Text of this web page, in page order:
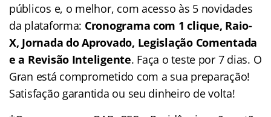
públicos e, o melhor, com acesso às 5 novidades
da plataforma: Cronograma com 1 clique, Raio-
X, Jornada do Aprovado, Legislação Comentada
e a Revisão Inteligente. Faça o teste por 7 dias. O
Gran está comprometido com a sua preparação!
Satisfação garantida ou seu dinheiro de volta!